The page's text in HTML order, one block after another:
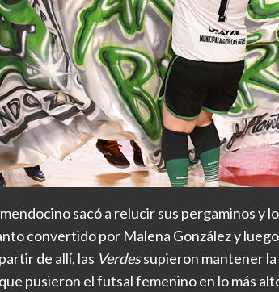
sacó a relucir sus pergaminos y
convertido por Malena González y
de allí, las Verdessupieron mantener
pusieron el futsal femenino en lo más